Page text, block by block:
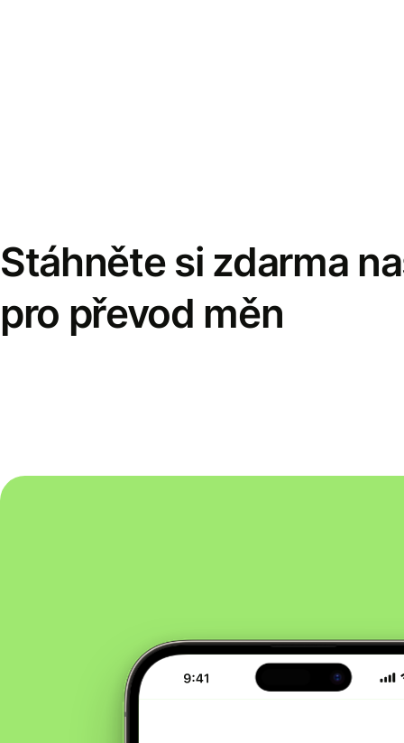
Stáhněte si zdarma
pro převod měn